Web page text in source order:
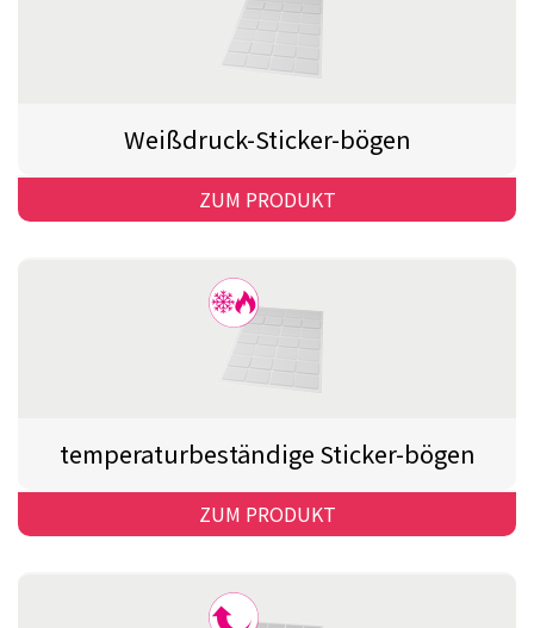
Weißdruck-Sticker-bögen
ZUM PRODUKT
temperaturbeständige Sticker-bögen
ZUM PRODUKT